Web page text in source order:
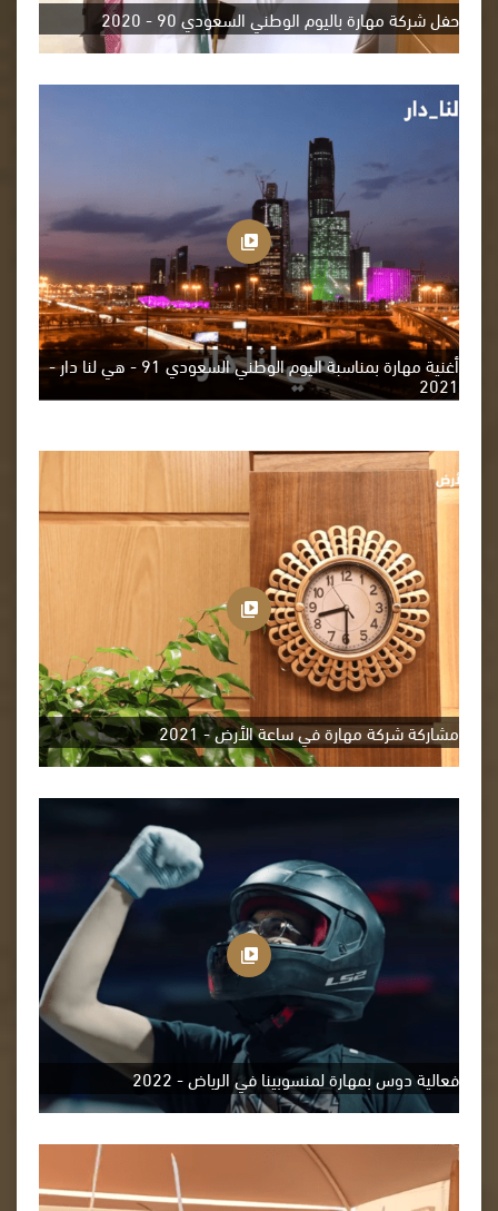
حفل شركة مهارة باليوم الوطني السعودي 90 - 2020
أغنية مهارة بمناسبة اليوم الوطني السعودي 91 - هي لنا دار -
2021
مشاركة شركة مهارة في ساعة الأرض - 2021
فعالية دوس بمهارة لمنسوبينا في الرياض - 2022